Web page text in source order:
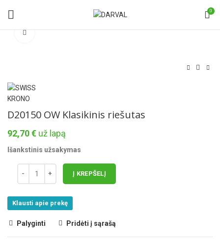
0
D20150 OW Klasikinis riešutas
92,70€ už lapą
Išankstinis užsakymas
Į KREPŠELĮ
Klausti apie prekę
Palyginti Pridėti į sąrašą